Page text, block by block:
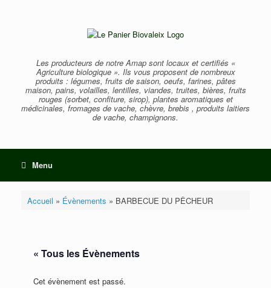
Les producteurs de notre Amap sont locaux et certifiés «
Agriculture biologique ». Ils vous proposent de nombreux
produits : légumes, fruits de saison, oeufs, farines, pâtes
maison, pains, volailles, lentilles, viandes, truites, bières, fruits
rouges (sorbet, confiture, sirop), plantes aromatiques et
médicinales, fromages de vache, chèvre, brebis , produits laitiers
de vache, champignons.
Menu
Accueil » Évènements » BARBECUE DU PÊCHEUR
« Tous les Évènements
Cet évènement est passé.